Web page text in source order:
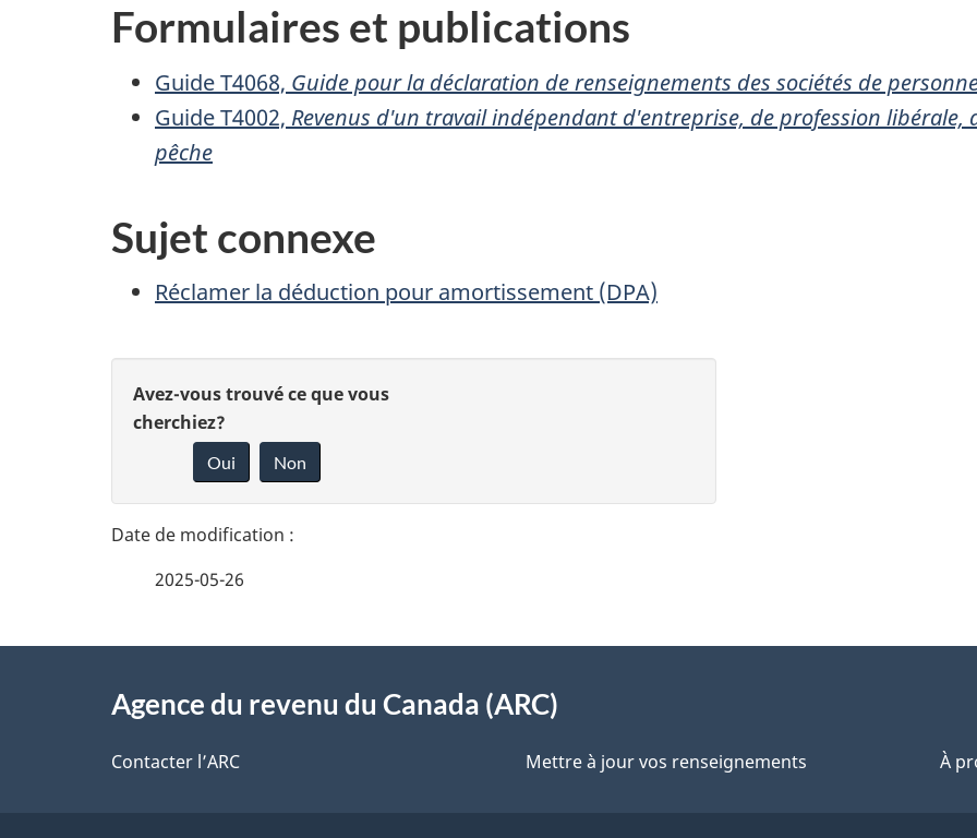
Formulaires et publications
Guide T4068, Guide pour la déclaration de renseignements des sociétés de
Guide T4002, Revenus d'un travail indépendant d'entreprise, de profession
pêche
Sujet connexe
Réclamer la déduction pour amortissement (DPA)
D
é
a
l
s
d
D
n
v
o
Avez-vous trouvé ce que vous
cherchiez?
Oui Non
2025-05-26
proposAgence du revenu du Canada (ARC)
Contacter l’ARC Mettre à jour vos renseignements À